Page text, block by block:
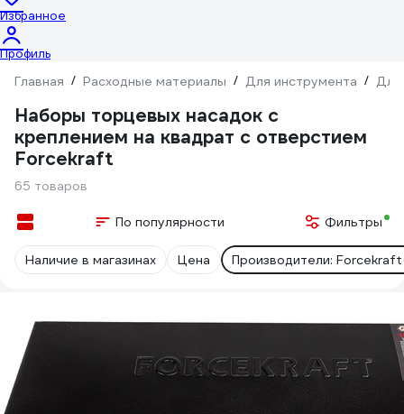
Избранное
Профиль
Главная / Расходные материалы / Для инструмента / Для
Наборы торцевых насадок с
креплением на квадрат с отверстием
Forcekraft
65 товаров
По популярности Фильтры
Наличие в магазинах Цена Производители: Forcekraft